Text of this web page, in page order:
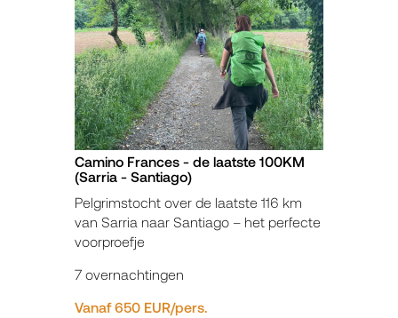
Camino Frances - de laatste 100KM
(Sarria - Santiago)
Pelgrimstocht over de laatste 116 km
van Sarria naar Santiago – het perfecte
voorproefje
7 overnachtingen
Vanaf 650 EUR/pers.